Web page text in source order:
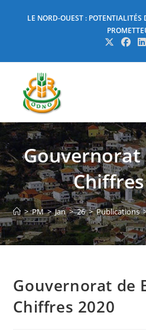
LE NORD-OUEST : POTENTIALITÉS
Gouvernorat
> PM > Jan > 26 > Publications
Gouvernorat de
Chiffres 2020